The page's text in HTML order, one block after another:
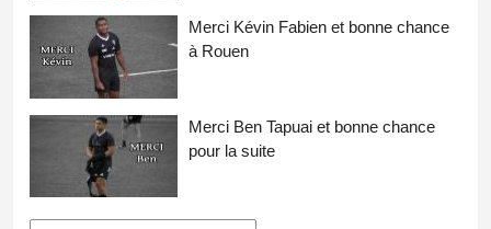
Merci Kévin Fabien et bonne chance
à Rouen
Merci Ben Tapuai et bonne chance
pour la suite